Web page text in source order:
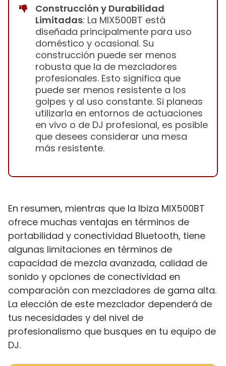
Construcción y Durabilidad
Limitadas: La MIX500BT está
diseñada principalmente para uso
doméstico y ocasional. Su
construcción puede ser menos
robusta que la de mezcladores
profesionales. Esto significa que
puede ser menos resistente a los
golpes y al uso constante. Si planeas
utilizarla en entornos de actuaciones
en vivo o de DJ profesional, es posible
que desees considerar una mesa
más resistente.
En resumen, mientras que la Ibiza MIX500BT
ofrece muchas ventajas en términos de
portabilidad y conectividad Bluetooth, tiene
algunas limitaciones en términos de
capacidad de mezcla avanzada, calidad de
sonido y opciones de conectividad en
comparación con mezcladores de gama alta.
La elección de este mezclador dependerá de
tus necesidades y del nivel de
profesionalismo que busques en tu equipo de
DJ.